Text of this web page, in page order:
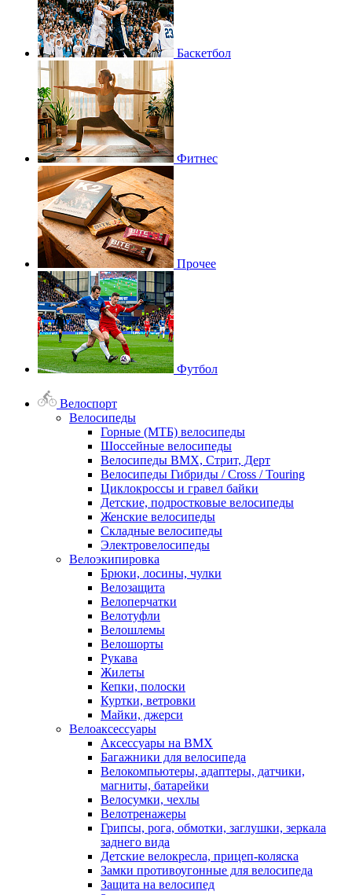
Баскетбол
Фитнес
Прочее
Футбол
Велоспорт
Велосипеды
Горные (МТБ) велосипеды
Шоссейные велосипеды
Велосипеды BMX, Стрит, Дерт
Велосипеды Гибриды / Cross / Touring
Циклокроссы и гравел байки
Детские, подростковые велосипеды
Женские велосипеды
Складные велосипеды
Электровелосипеды
Велоэкипировка
Брюки, лосины, чулки
Велозащита
Велоперчатки
Велотуфли
Велошлемы
Велошорты
Рукава
Жилеты
Кепки, полоски
Куртки, ветровки
Майки, джерси
Велоаксессуары
Аксессуары на BMX
Багажники для велосипеда
Велокомпьютеры, адаптеры, датчики,
магниты, батарейки
Велосумки, чехлы
Велотренажеры
Грипсы, рога, обмотки, заглушки, зеркала
заднего вида
Детские велокресла, прицеп-коляска
Замки противоугонные для велосипеда
Защита на велосипед